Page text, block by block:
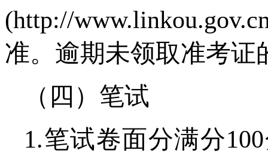
(http://
准。逾期未领取准考证
（四）笔试
1.笔试卷面分满分